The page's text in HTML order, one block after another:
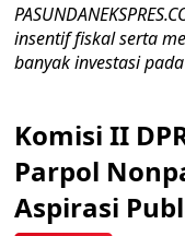
insentif fiskal serta
banyak investasi
Komisi II
Parpol
Aspirasi